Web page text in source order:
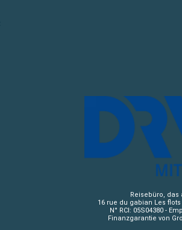
Reisebüro, das
16 rue du gabian Les
N° RCI: 05S04380 -
Finanzgarantie von